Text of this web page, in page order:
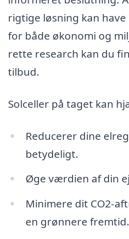
rigtige løsning kan
for både økonomi og
rette research kan du
tilbud.
Solceller på taget kan
Reducerer dine
betydeligt.
Øge værdien af din
Minimere dit CO2-
en grønnere fremtid.